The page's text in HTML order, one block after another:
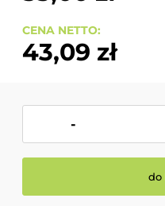
CENA NETTO:
43,09 zł
-
do